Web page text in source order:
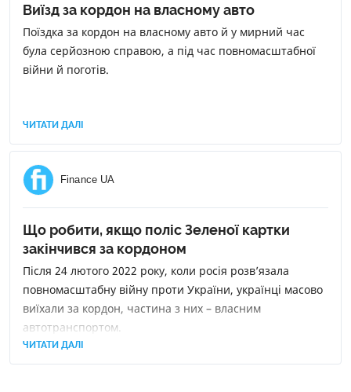
Виїзд за кордон на власному авто
Поїздка за кордон на власному авто й у мирний час
була серйозною справою, а під час повномасштабної
війни й поготів.
ЧИТАТИ ДАЛІ
Finance UA
Що робити, якщо поліс Зеленої картки
закінчився за кордоном
Після 24 лютого 2022 року, коли росія розв’язала
повномасштабну війну проти України, українці масово
виїхали за кордон, частина з них – власним
автотранспортом.
ЧИТАТИ ДАЛІ